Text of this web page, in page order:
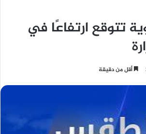
تتوقع ارتفاعًا في
أقل من دقيقة